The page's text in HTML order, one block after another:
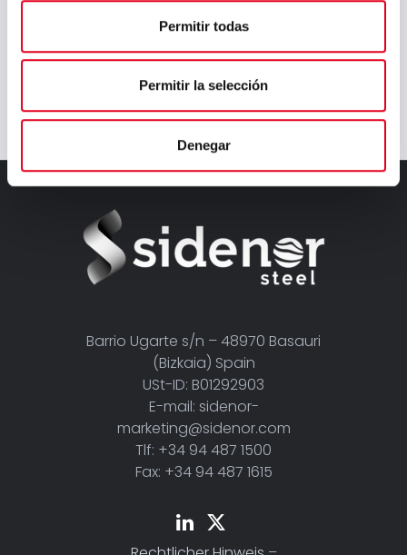
Permitir todas
Permitir la selección
Denegar
Weiter
Barrio Ugarte s/n – 48970 Basauri
(Bizkaia) Spain
USt-ID: B01292903
E-mail: sidenor-
marketing@sidenor.com
Tlf: +34 94 487 1500
Fax: +34 94 487 1615